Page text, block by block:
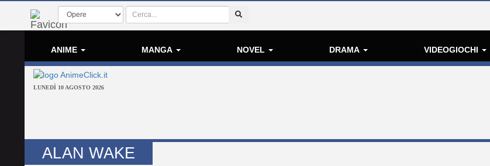
ANIME MANGA NOVEL DRAMA VIDEOGIOCHI
LUNEDÌ 10 AGOSTO 2026
ALAN WAKE